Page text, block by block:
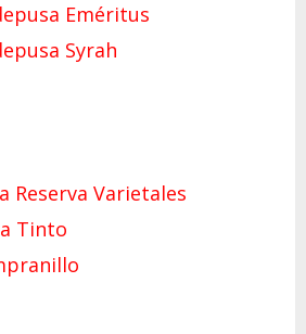
Eméritus
Syrah
Reserva Varietales
Tinto